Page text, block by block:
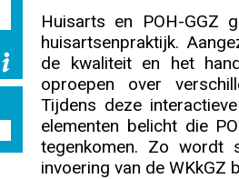
Huisarts en POH-GGZ
huisartsenpraktijk.
de kwaliteit en het
oproepen over
Tijdens deze
elementen belicht die
tegenkomen. Zo wordt
invoering van de WKkGZ